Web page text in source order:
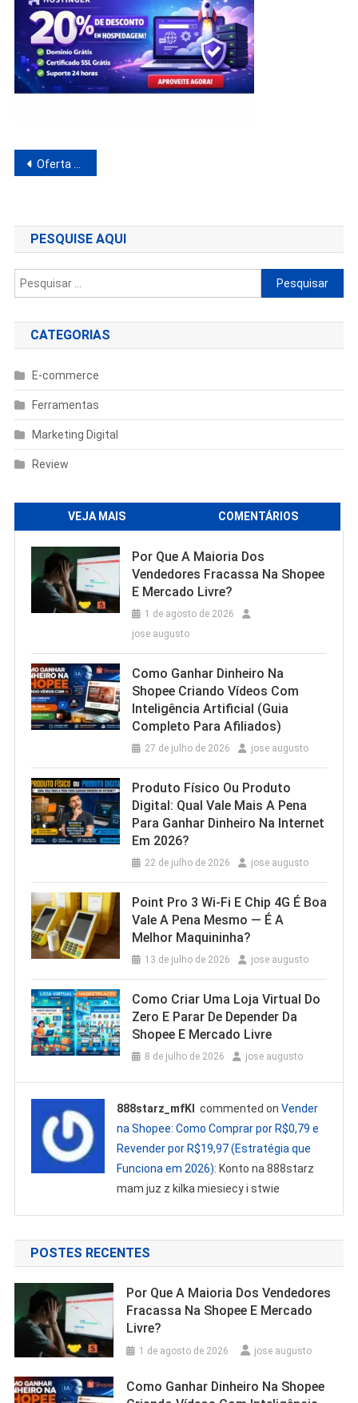
Navegação
Post
Oferta hostinger
PESQUISE AQUI
Pesquisar
por:
CATEGORIAS
E-commerce
Ferramentas
Marketing Digital
Review
VEJA MAIS COMENTÁRIOS
Por Que A Maioria Dos
Vendedores Fracassa Na Shopee
E Mercado Livre?
1 de agosto de 2026
jose augusto
Como Ganhar Dinheiro Na
Shopee Criando Vídeos Com
Inteligência Artificial (Guia
Completo Para Afiliados)
27 de julho de 2026 jose augusto
Produto Físico Ou Produto
Digital: Qual Vale Mais A Pena
Para Ganhar Dinheiro Na Internet
Em 2026?
22 de julho de 2026 jose augusto
Point Pro 3 Wi‑Fi E Chip 4G É Boa
Vale A Pena Mesmo — É A
Melhor Maquininha?
13 de julho de 2026 jose augusto
Como Criar Uma Loja Virtual Do
Zero E Parar De Depender Da
Shopee E Mercado Livre
8 de julho de 2026 jose augusto
888starz_mfKl commented onVender
na Shopee: Como Comprar por R$0,79 e
Revender por R$19,97 (Estratégia que
Funciona em 2026): Konto na 888starz
mam juz z kilka miesiecy i stwie
POSTES RECENTES
Por Que A Maioria Dos Vendedores
Fracassa Na Shopee E Mercado
Livre?
1 de agosto de 2026 jose augusto
Como Ganhar Dinheiro Na Shopee